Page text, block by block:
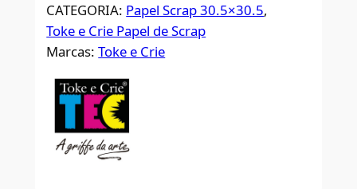
CATEGORIA: Papel Scrap 30.5×30.5
Toke e Crie Papel de Scrap
Marcas:Toke e Crie